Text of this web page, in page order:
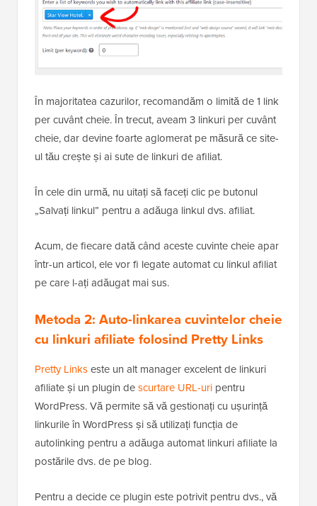
În majoritatea cazurilor, recomandăm o limită de 1 link
per cuvânt cheie. În trecut, aveam 3 linkuri per cuvânt
cheie, dar devine foarte aglomerat pe măsură ce site-
ul tău crește și ai sute de linkuri de afiliat.
În cele din urmă, nu uitați să faceți clic pe butonul
„Salvați linkul” pentru a adăuga linkul dvs. afiliat.
Acum, de fiecare dată când aceste cuvinte cheie apar
într-un articol, ele vor fi legate automat cu linkul afiliat
pe care l-ați adăugat mai sus.
Metoda 2: Auto-linkarea cuvintelor cheie
cu linkuri afiliate folosind Pretty Links
Pretty Linkseste un alt manager excelent de linkuri
afiliate și un plugin descurtare URL-uri pentru
WordPress. Vă permite să vă gestionați cu ușurință
linkurile în WordPress și să utilizați funcția de
autolinking pentru a adăuga automat linkuri afiliate la
postările dvs. de pe blog.
Pentru a decide ce plugin este potrivit pentru dvs., vă